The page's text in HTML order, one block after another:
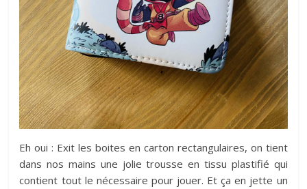
Eh oui : Exit les boites en carton rectangulaires, on tient
dans nos mains une jolie trousse en tissu plastifié qui
contient tout le nécessaire pour jouer. Et ça en jette un